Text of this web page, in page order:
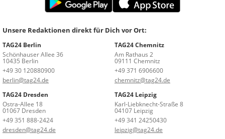
Unsere Redaktionen direkt für Dich vor Ort:
TAG24 Berlin
Schönhauser Allee 36
10435 Berlin
+49 30 120880900
berlin@tag24.de
TAG24 Chemnitz
Am Rathaus 2
09111 Chemnitz
+49 371 6906600
chemnitz@tag24.de
TAG24 Dresden
Ostra-Allee 18
01067 Dresden
+49 351 888-2424
dresden@tag24.de
TAG24 Leipzig
Karl-Liebknecht-Straße 8
04107 Leipzig
+49 341 24250430
leipzig@tag24.de